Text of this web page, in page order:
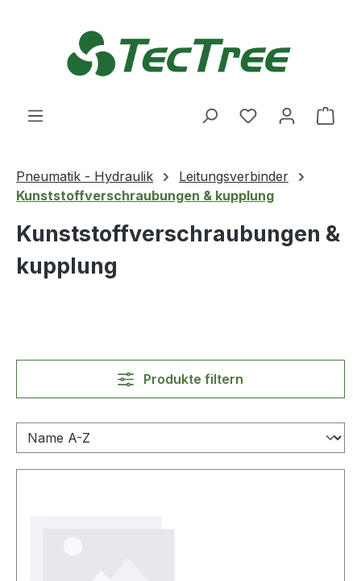
Du hast 0
Pneumatik - Hydraulik
Leitungsverbinder
Kunststoffverschraubungen & kupplung
Kunststoffverschraubungen &
kupplung
Produkte filtern